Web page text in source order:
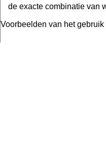
de exacte combinatie van
Voorbeelden van het